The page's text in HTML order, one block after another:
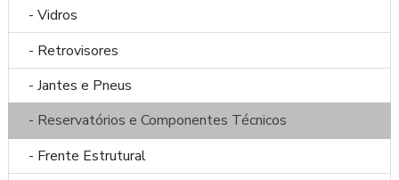
- Vidros
- Retrovisores
- Jantes e Pneus
- Reservatórios e Componentes Técnicos
- Frente Estrutural